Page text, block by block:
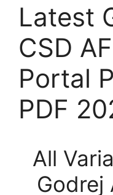
Latest
CSD
Portal
PDF
All
Godrej